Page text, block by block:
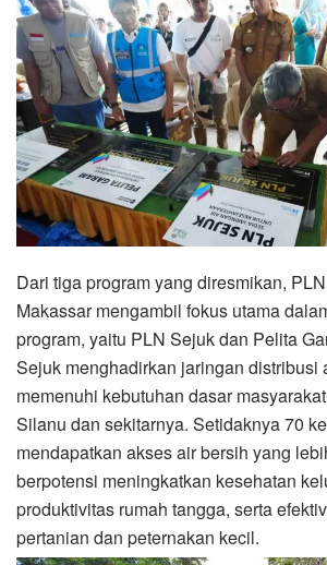
Dari tiga program yang diresmikan,
Makassar mengambil fokus utama
program, yaitu PLN Sejuk dan Pelita
Sejuk menghadirkan jaringan distribusi
memenuhi kebutuhan dasar
Silanu dan sekitarnya. Setidaknya 70
mendapatkan akses air bersih yang
berpotensi meningkatkan kesehatan
produktivitas rumah tangga, serta
pertanian dan peternakan kecil.